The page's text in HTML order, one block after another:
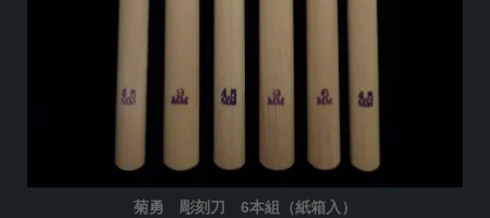
菊勇 彫刻刀 6本組（紙箱入）